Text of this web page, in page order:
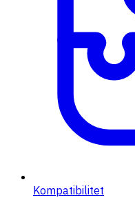
Kompatibilitet